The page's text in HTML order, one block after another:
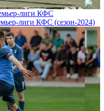
лиги КФС
лиги КФC (сезон-2024)